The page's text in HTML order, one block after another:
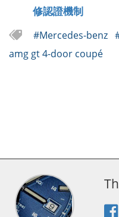
修認證機制
#Mercedes-benz
amg gt 4-door coupé